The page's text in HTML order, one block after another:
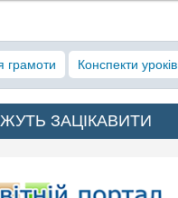
грамоти Конспекти уроків
ЗАЦІКАВИТИ